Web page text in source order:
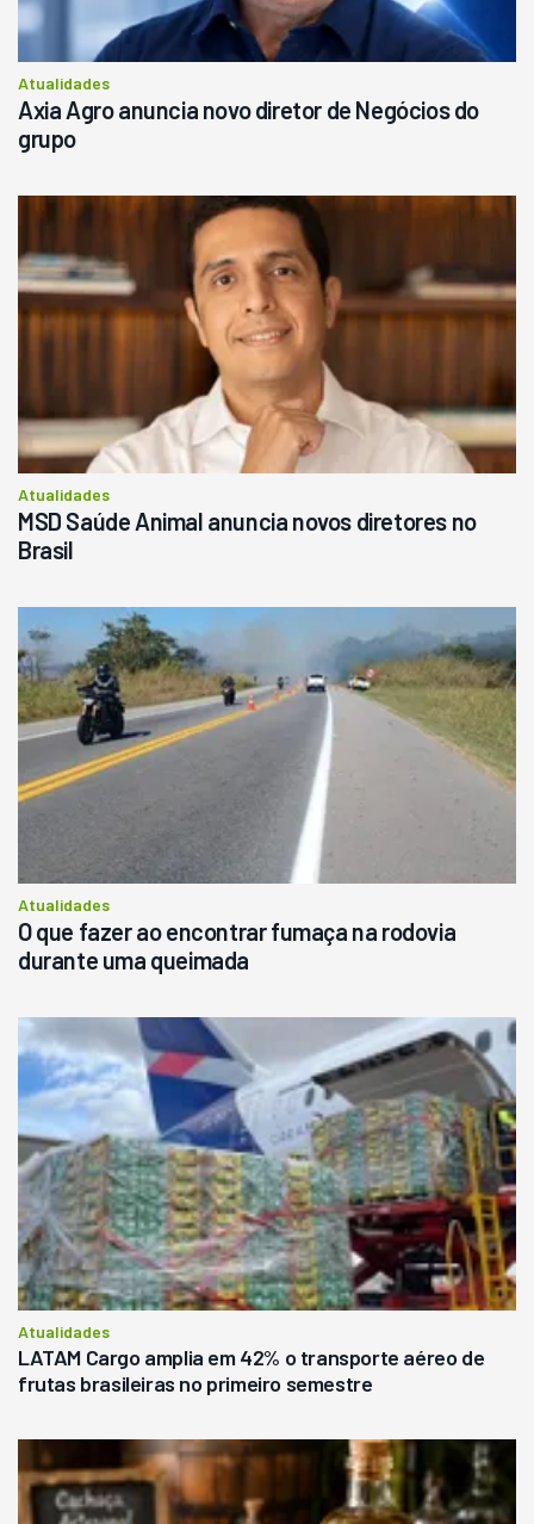
Atualidades
Axia Agro anuncia novo diretor de Negócios do
grupo
Atualidades
MSD Saúde Animal anuncia novos diretores no
Brasil
Atualidades
O que fazer ao encontrar fumaça na rodovia
durante uma queimada
Atualidades
LATAM Cargo amplia em 42% o transporte aéreo de
frutas brasileiras no primeiro semestre